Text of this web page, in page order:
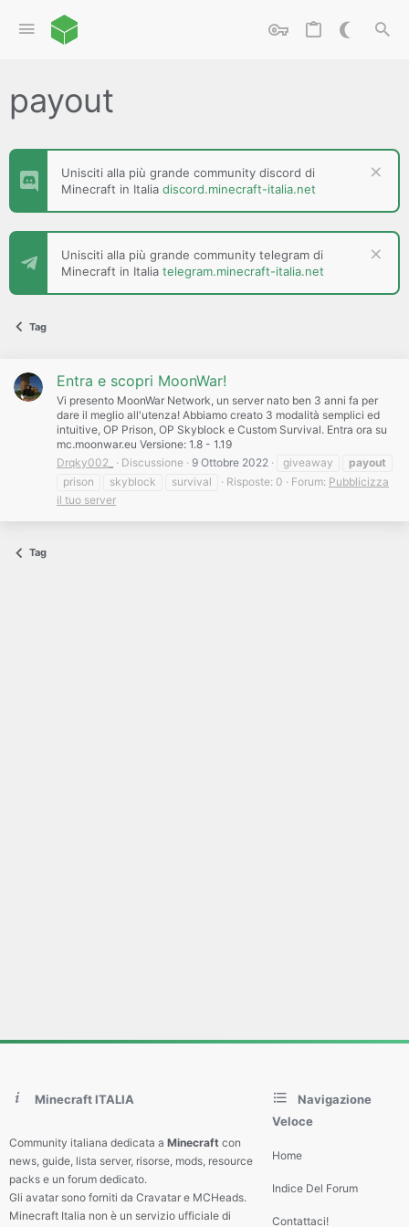
payout
Unisciti alla più grande community discord di
Minecraft in Italia discord.minecraft-italia.net
Unisciti alla più grande community telegram di
Minecraft in Italia telegram.minecraft-italia.net
Tag
Entra e scopri MoonWar!
Vi presento MoonWar Network, un server nato ben 3 anni fa per
dare il meglio all'utenza! Abbiamo creato 3 modalità semplici ed
intuitive, OP Prison, OP Skyblock e Custom Survival. Entra ora su
mc.moonwar.eu Versione: 1.8 - 1.19
Drqky002_
Discussione 9 Ottobre 2022 giveaway
payout
prison
skyblock survival Risposte: 0 Forum: Pubblicizza
il tuo server
Tag
Minecraft ITALIA
Community italiana dedicata a Minecraft con
news, guide, lista server, risorse, mods, resource
packs e un forum dedicato.
Gli avatar sono forniti da Cravatar e MCHeads.
Minecraft Italia non è un servizio ufficiale di
Navigazione
Veloce
Home
Indice Del Forum
Contattaci!